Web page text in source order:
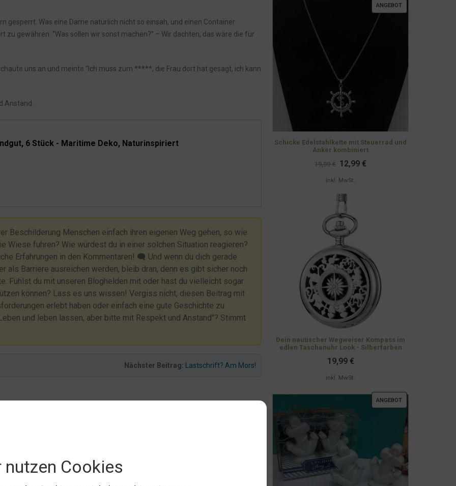
gesperrt. Was eine Dame natürlich nicht so einsah, und einen Container
gewähren. “Was sollen wir sonst machen?” – Wir dachten, das wäre die für
uns an und meinte “Ich muss zum *****, die Frau dort hat gesagt, ich kann
Anstand.
6 Stück - Maritime Deko, Naturinspiriert
Beschilderung Menschen einfach ihren eigenen Weg gehen, so wie
Wiese fuhren? Wie würdest du in einer solchen Situation reagieren?
Erfahrungen in den Kommentaren! 🗨️ Und wenn du dich gerade
Barriere ausreichen werden, bleib dran, denn es gibt sicher noch
Fühlst du mit unseren Bloghelden mit oder hast du vielleicht sogar
können? Lass es uns wissen! Vergiss nicht, diesen Beitrag mit
erlebt haben oder einfach eine gute Geschichte zu
und leben lassen, aber bitte mit Respekt und Anstand"? Stimmt
Nächster Beitrag: Lastschrift? Am Mors!
ANGEBOTPRODUKT
Schicke Edelstahlkette mit Steuerrad und
Anker kombiniert
19,99€ Ursprünglicher
Preis
war:
12,99 €Aktueller
inkl. MwSt.
Dein nautischer Wegweiser Kompass im
edlen Taschenuhr Look - Silberfarben
19,99 €
inkl. MwSt.
ANGEBOTPRODUKT
ANGEBOT